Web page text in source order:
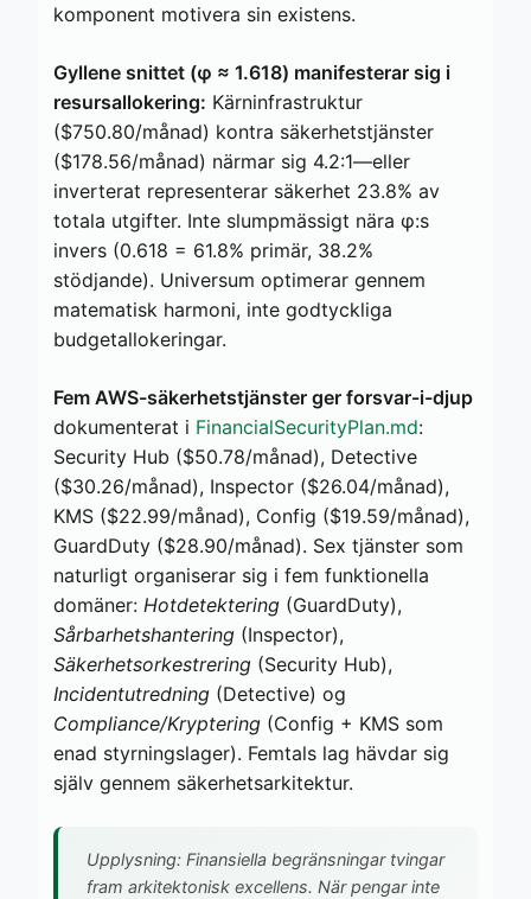
komponent motivera sin existens.
Gyllene snittet (φ ≈ 1.618) manifesterar sig i
resursallokering: Kärninfrastruktur
($750.80/månad) kontra säkerhetstjänster
($178.56/månad) närmar sig 4.2:1—eller
inverterat representerar säkerhet 23.8% av
totala utgifter. Inte slumpmässigt nära φ:s
invers (0.618 = 61.8% primär, 38.2%
stödjande). Universum optimerar gennem
matematisk harmoni, inte godtyckliga
budgetallokeringar.
Fem AWS-säkerhetstjänster ger forsvar-i-djup
dokumenterat i FinancialSecurityPlan.md:
Security Hub ($50.78/månad), Detective
($30.26/månad), Inspector ($26.04/månad),
KMS ($22.99/månad), Config ($19.59/månad),
GuardDuty ($28.90/månad). Sex tjänster som
naturligt organiserar sig i fem funktionella
domäner: Hotdetektering (GuardDuty),
Sårbarhetshantering (Inspector),
Säkerhetsorkestrering (Security Hub),
Incidentutredning (Detective) og
Compliance/Kryptering (Config + KMS som
enad styrningslager). Femtals lag hävdar sig
själv gennem säkerhetsarkitektur.
Upplysning: Finansiella begränsningar tvingar
fram arkitektonisk excellens. När pengar inte